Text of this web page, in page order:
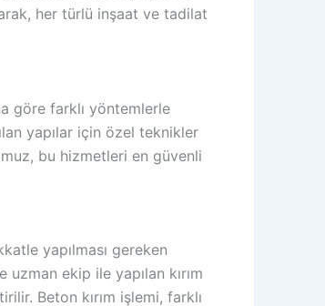
her türlü inşaat ve tadilat
göre farklı yöntemlerle
yapılar için özel teknikler
bu hizmetleri en güvenli
yapılması gereken
ekip ile yapılan kırım
Beton kırım işlemi, farklı